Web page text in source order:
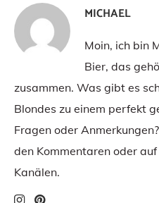
MICHAEL
Moin, ich bin
Bier, das
zusammen. Was gibt es
Blondes zu einem perfekt
Fragen oder
den Kommentaren oder
Kanälen.